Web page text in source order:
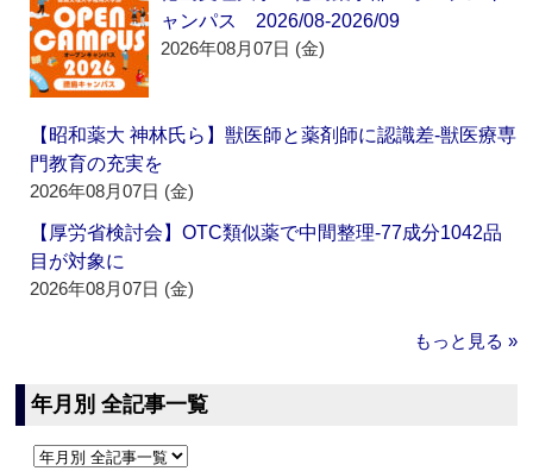
ャンパス 2026/08-2026/09
2026年08月07日 (金)
【昭和薬大 神林氏ら】獣医師と薬剤師に認識差‐獣医療専
門教育の充実を
2026年08月07日 (金)
【厚労省検討会】OTC類似薬で中間整理‐77成分1042品
目が対象に
2026年08月07日 (金)
もっと見る »
年月別 全記事一覧